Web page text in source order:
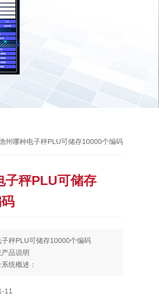
州哪种电子秤PLU可储存10000个编码
子秤PLU可储存
秤PLU可储存10000个编码
品说明
统概述：
据库、储存数据、导出数据，以便
11